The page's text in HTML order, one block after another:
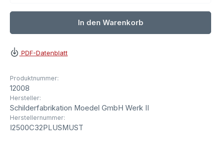
In den Warenkorb
PDF-Datenblatt
Produktnummer:
12008
Hersteller:
Schilderfabrikation Moedel GmbH Werk II
Herstellernummer:
I2500C32PLUSMUST